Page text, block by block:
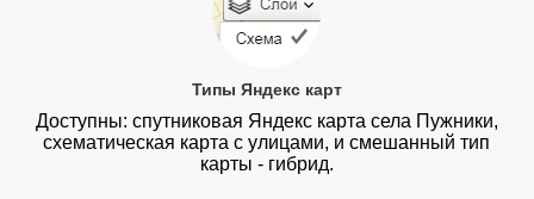
Типы Яндекс карт
Доступны: спутниковая Яндекс карта села Пужники,
схематическая карта с улицами, и смешанный тип
карты - гибрид.